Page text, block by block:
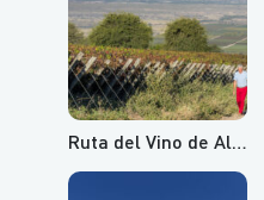
Ruta del Vino de Altura